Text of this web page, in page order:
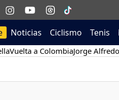
Noticias Ciclismo Tenis
Vuelta a ColombiaJorge